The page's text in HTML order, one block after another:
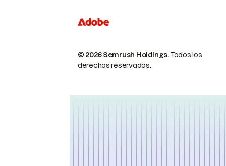
© 2026 Semrush Holdings.Todos los
derechos reservados.